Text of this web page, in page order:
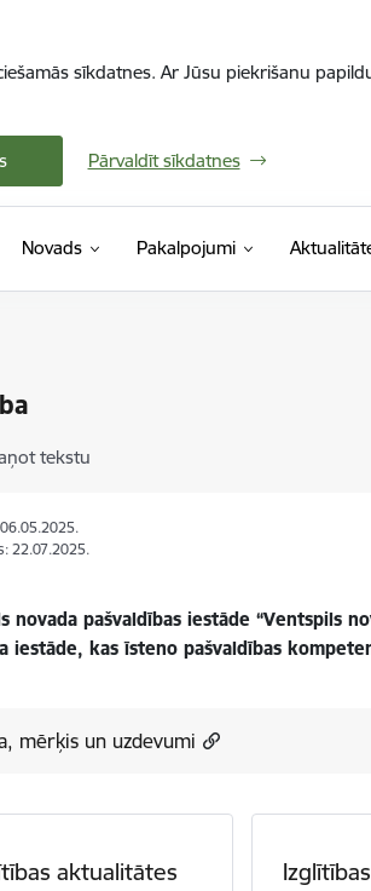
sīkdatnes. Ar Jūsu piekrišanu
Pārvaldīt sīkdatnes
Novads Pakalpojumi
tekstu
22.07.2025.
novada pašvaldības iestāde “Ventspils
iestāde, kas īsteno pašvaldības
mērķis un uzdevumi
aktualitātes